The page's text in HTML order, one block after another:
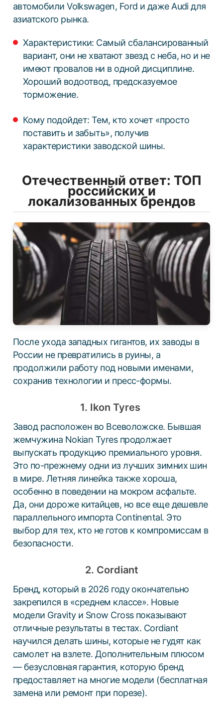
ЗИМНИЕ
ЛЕТНИЕ
ДЛЯ СПЕЦТЕХНИКИ
ШТАМПОВАНЫЕ
ДЛЯ ГРУЗОВЫХ АВТО
ДЛЯ ГРУЗОВЫХ АВТО
ДЛЯ ЛЕГКОВЫХ АВТО
ШИНЫ
ДИСКИ
АККУМУЛЯТОРЫ
автомобили Volkswagen, Ford и даже Audi для
азиатского рынка.
Характеристики: Самый сбалансированный
вариант, они не хватают звезд с неба, но и не
имеют провалов ни в одной дисциплине.
Хороший водоотвод, предсказуемое
торможение.
Кому подойдет: Тем, кто хочет «просто
поставить и забыть», получив
характеристики заводской шины.
Отечественный ответ: ТОП
российских и
локализованных брендов
После ухода западных гигантов, их заводы в
России не превратились в руины, а
продолжили работу под новыми именами,
сохранив технологии и пресс-формы.
1. Ikon Tyres
Завод расположен во Всеволожске. Бывшая
жемчужина Nokian Tyres продолжает
выпускать продукцию премиального уровня.
Это по-прежнему одни из лучших зимних шин
в мире. Летняя линейка также хороша,
особенно в поведении на мокром асфальте.
Да, они дороже китайцев, но все еще дешевле
параллельного импорта Continental. Это
выбор для тех, кто не готов к компромиссам в
безопасности.
2. Cordiant
Бренд, который в 2026 году окончательно
закрепился в «среднем классе». Новые
модели Gravity и Snow Cross показывают
отличные результаты в тестах. Cordiant
научился делать шины, которые не гудят как
самолет на взлете. Дополнительным плюсом
— безусловная гарантия, которую бренд
предоставляет на многие модели (бесплатная
замена или ремонт при порезе).